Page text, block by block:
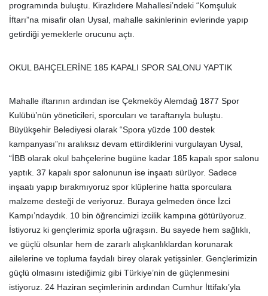
programında buluştu. Kirazlıdere Mahallesi’ndeki “Komşuluk
İftarı”na misafir olan Uysal, mahalle sakinlerinin evlerinde yapıp
getirdiği yemeklerle orucunu açtı.
OKUL BAHÇELERİNE 185 KAPALI SPOR SALONU YAPTIK
Mahalle iftarının ardından ise Çekmeköy Alemdağ 1877 Spor
Kulübü’nün yöneticileri, sporcuları ve taraftarıyla buluştu.
Büyükşehir Belediyesi olarak “Spora yüzde 100 destek
kampanyası”nı aralıksız devam ettirdiklerini vurgulayan Uysal,
“İBB olarak okul bahçelerine bugüne kadar 185 kapalı spor salonu
yaptık. 37 kapalı spor salonunun ise inşaatı sürüyor. Sadece
inşaatı yapıp bırakmıyoruz spor klüplerine hatta sporculara
malzeme desteği de veriyoruz. Buraya gelmeden önce İzci
Kampı’ndaydık. 10 bin öğrencimizi izcilik kampına götürüyoruz.
İstiyoruz ki gençlerimiz sporla uğraşsın. Bu sayede hem sağlıklı,
ve güçlü olsunlar hem de zararlı alışkanlıklardan korunarak
ailelerine ve topluma faydalı birey olarak yetişsinler. Gençlerimizin
güçlü olmasını istediğimiz gibi Türkiye’nin de güçlenmesini
istiyoruz. 24 Haziran seçimlerinin ardından Cumhur İttifakı’yla